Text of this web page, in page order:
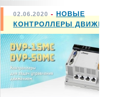
02.06.2020 - НОВЫЕ
КОНТРОЛЛЕРЫ ДВИЖЕНИЯ